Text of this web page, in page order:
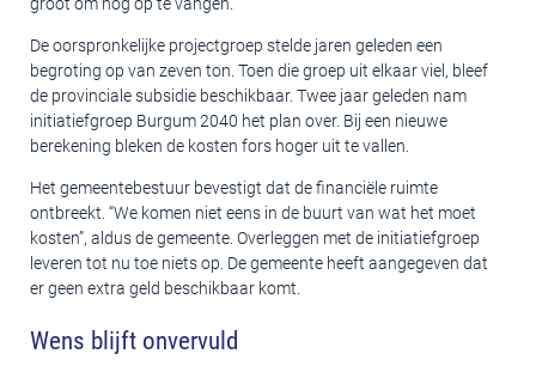
De oorspronkelijke projectgroep stelde jaren geleden een
begroting op van zeven ton. Toen die groep uit elkaar viel, bleef
de provinciale subsidie beschikbaar. Twee jaar geleden nam
initiatiefgroep Burgum 2040 het plan over. Bij een nieuwe
berekening bleken de kosten fors hoger uit te vallen.
Het gemeentebestuur bevestigt dat de financiële ruimte
ontbreekt. “We komen niet eens in de buurt van wat het moet
kosten”, aldus de gemeente. Overleggen met de initiatiefgroep
leveren tot nu toe niets op. De gemeente heeft aangegeven dat
er geen extra geld beschikbaar komt.
Wens blijft onvervuld